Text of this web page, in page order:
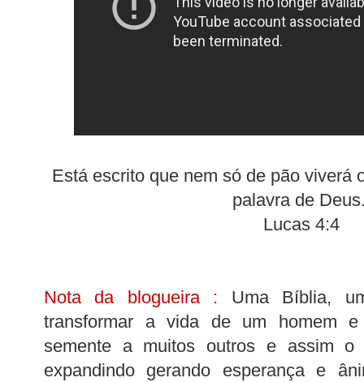
Está escrito que nem só de pão viverá
palavra de
Lucas 4:4
Nota da blogueira : Uma Bíblia,
transformar a vida de um homem
semente a muitos outros e assim
expandindo gerando esperança e